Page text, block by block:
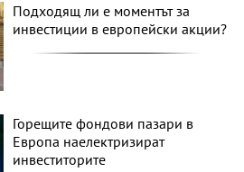
Подходящ ли е моментът за
инвестиции в европейски акции?
Горещите фондови пазари в
Европа наелектризират
инвеститорите